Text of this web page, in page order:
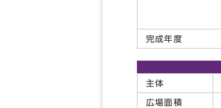
完成年度
主体
広場面積